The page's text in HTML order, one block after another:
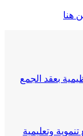
هنا
بعقد الجمع
وتعليمية